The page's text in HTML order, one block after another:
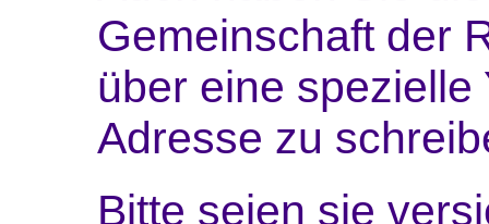
Gemeinschaft der
über eine
Adresse zu
Bitte seien sie